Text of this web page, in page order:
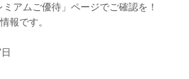
アムご優待」ページでご確認を！
報です。